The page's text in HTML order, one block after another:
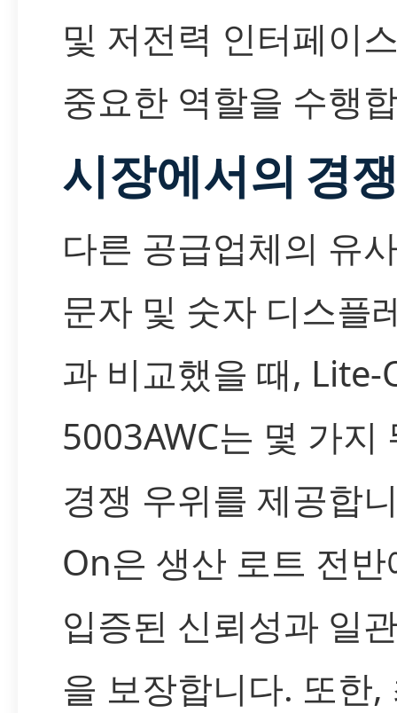
및 저전력 인터페이
중요한 역할을 수행
시장에서의 경
다른 공급업체의 유
문자 및 숫자 디스플
과 비교했을 때, Lite-
5003AWC는 몇 가지
경쟁 우위를 제공합
On은 생산 로트 전
입증된 신뢰성과 일
을 보장합니다. 또한,